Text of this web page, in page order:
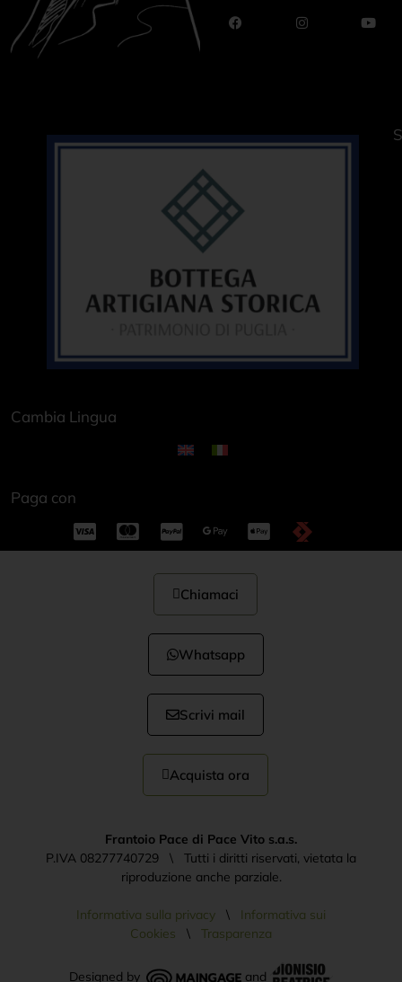
Cambia Lingua
Paga con
Chiamaci
Whatsapp
Scrivi mail
Acquista ora
Frantoio Pace di Pace Vito s.a.s.
P.IVA 08277740729 \ Tutti i diritti riservati, vietata la
riproduzione anche parziale.
Informativa sulla privacy \ Informativa sui
Cookies \ Trasparenza
Designed by and